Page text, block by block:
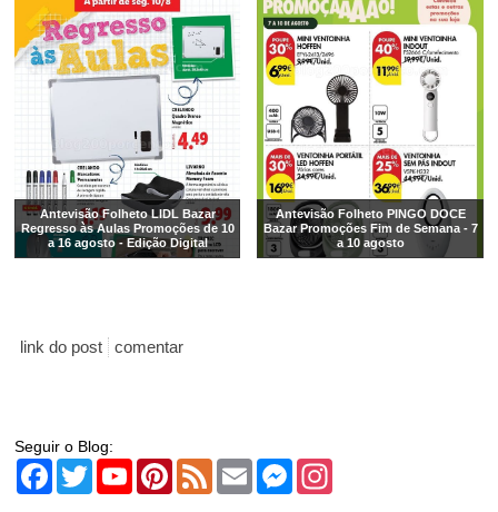
Antevisão Folheto LIDL Bazar
Regresso às Aulas Promoções de 10
a 16 agosto - Edição Digital
Antevisão Folheto PINGO DOCE
Bazar Promoções Fim de Semana - 7
a 10 agosto
link do post comentar
Seguir o Blog:
Facebook
TwitterYouTubePinterest
Feed Email Messenger